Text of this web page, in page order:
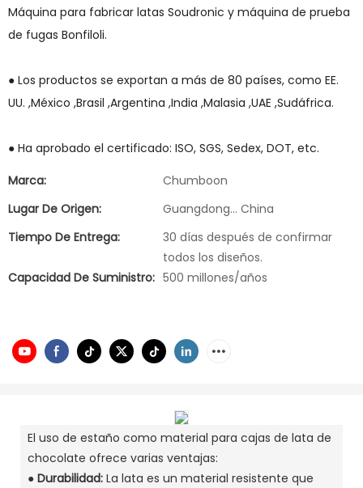
Máquina para fabricar latas Soudronic y máquina de prueba
de fugas Bonfiloli.
● Los productos se exportan a más de 80 países, como EE.
UU. ,México ,Brasil ,Argentina ,India ,Malasia ,UAE ,Sudáfrica.
● Ha aprobado el certificado: ISO, SGS, Sedex, DOT, etc.
Marca:
Chumboon
Lugar De Origen:
Guangdong... China
Tiempo De Entrega:
30 días después de confirmar
todos los diseños.
Capacidad De Suministro: 500 millones/años
El uso de estaño como material para cajas de lata de
chocolate ofrece varias ventajas:
● Durabilidad: La lata es un material resistente que